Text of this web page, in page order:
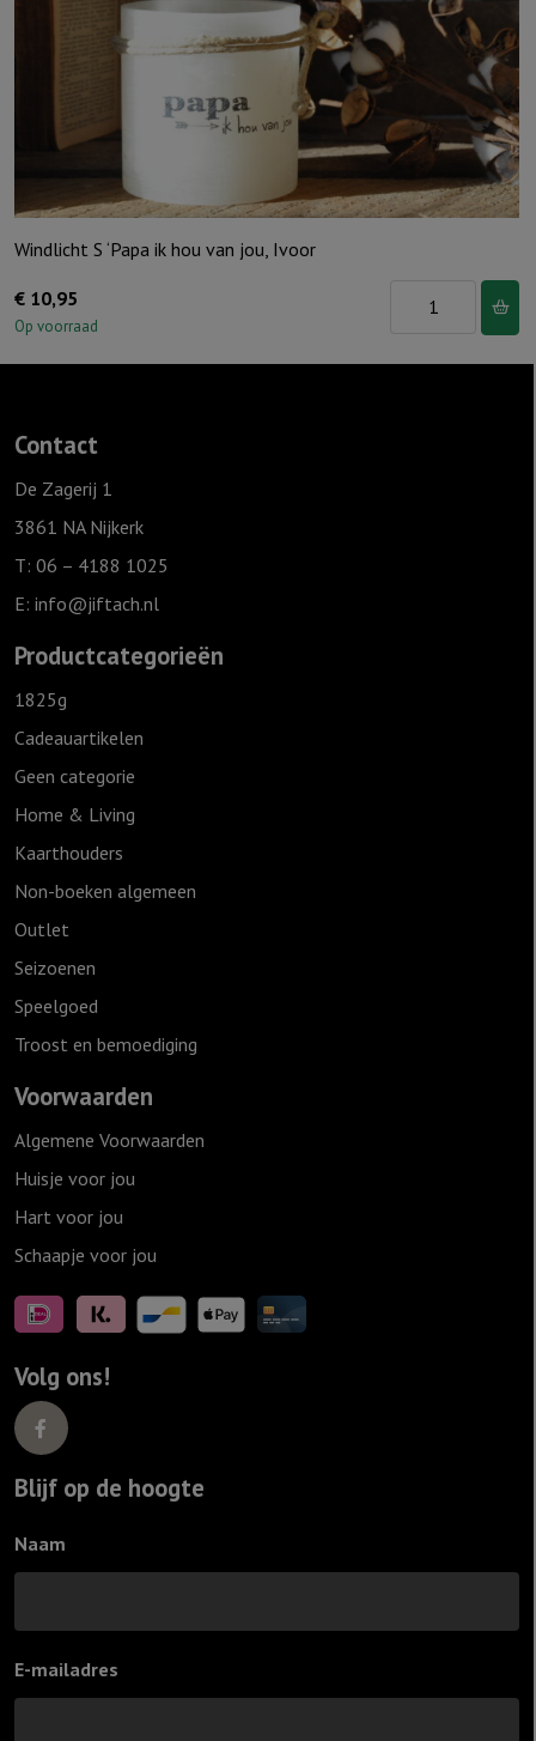
Windlicht S ‘Papa ik hou van jou, Ivoor
€ 10,95
Op voorraad
Windlicht
'Papa
Contact
De Zagerij 1
3861 NA Nijkerk
T: 06 – 4188 1025
E: info@jiftach.nl
Productcategorieën
1825g
Cadeauartikelen
Geen categorie
Home & Living
Kaarthouders
Non-boeken algemeen
Outlet
Seizoenen
Speelgoed
Troost en bemoediging
Voorwaarden
Algemene Voorwaarden
Huisje voor jou
Hart voor jou
Schaapje voor jou
Volg ons!
Blijf op de hoogte
Naam
E-mailadres